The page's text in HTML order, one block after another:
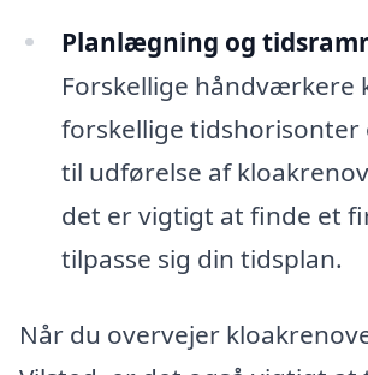
Planlægning og
Forskellige håndværkere
forskellige tidshorisonter
til udførelse af
det er vigtigt at finde et
tilpasse sig din tidsplan.
Når du overvejer